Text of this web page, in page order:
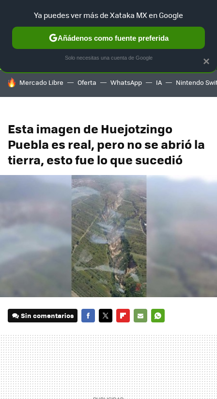
SELECCIÓN GAMING HOME AUTO TERRITORIO
HOY SE HABLA DE
Mercado Libre Oferta WhatsApp IA Nintendo
Esta imagen de Huejotzingo
Puebla es real, pero no se abrió la
tierra, esto fue lo que sucedió
Sin comentarios
MAIL
×
Ya puedes ver más de Xataka MX en Google
Añádenos como fuente preferida
Solo necesitas una cuenta de Google